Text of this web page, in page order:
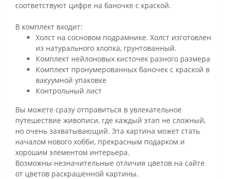
соответствуют цифре на баночке с краской.
В комплект входит:
Холст на сосновом подрамнике. Холст изготовлен
из натурального хлопка, грунтованный.
Комплект нейлоновых кисточек разного размера
Комплект пронумерованных баночек с краской в
вакуумной упаковке
Контрольный лист
Вы можете сразу отправиться в увлекательное
путешествие живописи, где каждый этап не сложный,
но очень захватывающий. Эта картина может стать
началом нового хобби, прекрасным подарком и
хорошим элементом интерьера.
Возможны незначительные отличия цветов на сайте
от цветов раскрашенной картины.